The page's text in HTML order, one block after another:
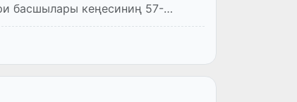
басшылары кеңесиниң 57-